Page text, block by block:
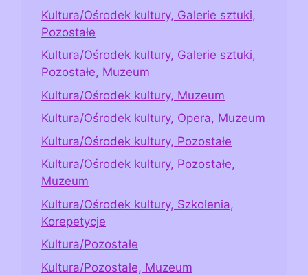
Kultura/Ośrodek kultury, Galerie sztuki,
Pozostałe
Kultura/Ośrodek kultury, Galerie sztuki,
Pozostałe, Muzeum
Kultura/Ośrodek kultury, Muzeum
Kultura/Ośrodek kultury, Opera, Muzeum
Kultura/Ośrodek kultury, Pozostałe
Kultura/Ośrodek kultury, Pozostałe,
Muzeum
Kultura/Ośrodek kultury, Szkolenia,
Korepetycje
Kultura/Pozostałe
Kultura/Pozostałe, Muzeum